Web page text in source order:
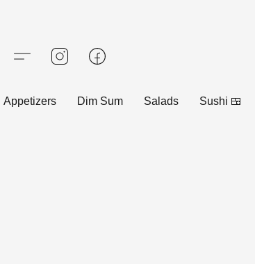
Appetizers Dim Sum Salads Sushi 🍱